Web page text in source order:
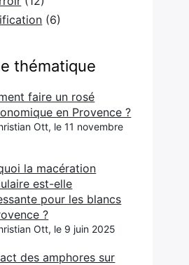
(6)
thématique
faire un rosé
en Provence ?
Ott, le 11 novembre
la macération
est-elle
pour les blancs
?
Ott, le 9 juin 2025
des amphores sur